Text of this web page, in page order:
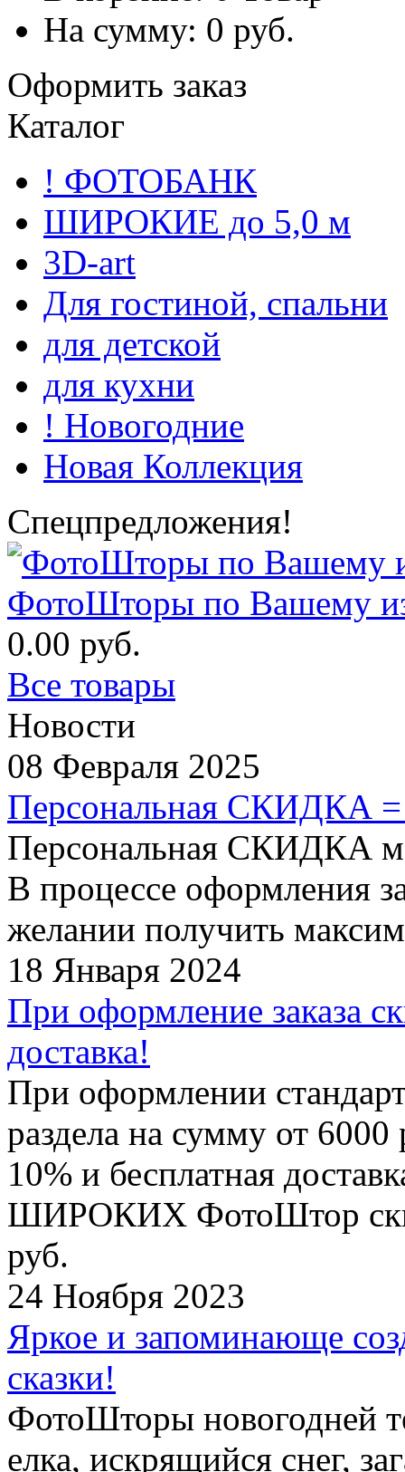
На сумму: 0 руб.
Оформить заказ
Каталог
! ФОТОБАНК
ШИРОКИЕ до 5,0 м
3D-art
Для гостиной, спальни
для детской
для кухни
! Новогодние
Новая Коллекция
Спецпредложения!
ФотоШторы по Вашему
0.00 руб.
Все товары
Новости
08 Февраля 2025
Персональная СКИДКА
Персональная СКИДКА
В процессе оформления
желании получить
18 Января 2024
При оформление заказа
доставка!
При оформлении
раздела на сумму от 6000
10% и бесплатная
ШИРОКИХ ФотоШтор
руб.
24 Ноября 2023
Яркое и запоминающе
сказки!
ФотоШторы новогодней
елка, искрящийся снег,